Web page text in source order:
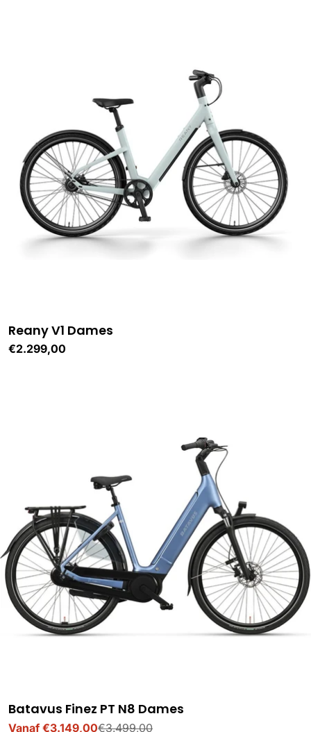
Reany V1 Dames
Normale
€2.299,00
Batavus Finez PT N8 Dames
Vanaf €3.149,00€3.499,00